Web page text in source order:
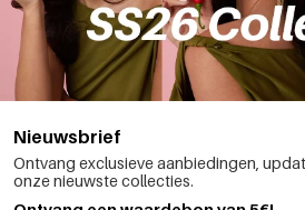
Nieuwsbrief
Ontvang exclusieve aanbiedingen,
onze nieuwste collecties.